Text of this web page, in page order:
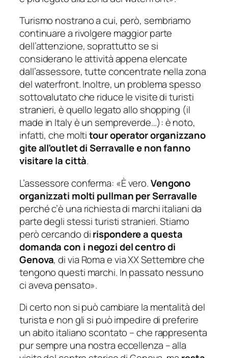
Turismo nostrano a cui, però, sembriamo
continuare a rivolgere maggior parte
dell’attenzione, soprattutto se si
considerano le attività appena elencate
dall’assessore, tutte concentrate nella zona
del waterfront. Inoltre, un problema spesso
sottovalutato che riduce le visite di turisti
stranieri, è quello legato allo shopping (il
made in Italy è un sempreverde…): è noto,
infatti, che moltitour operator organizzano
gite all’outlet di Serravalle e non fanno
visitare la città.
L’assessore conferma: «È vero.Vengono
organizzati molti pullman per Serravalle
perché c’è una richiesta di marchi italiani da
parte degli stessi turisti stranieri. Stiamo
però cercando dirispondere a questa
domanda con i negozi del centro di
Genova, di via Roma e via XX Settembre che
tengono questi marchi. In passato nessuno
ci aveva pensato».
Di certo non si può cambiare la mentalità del
turista e non gli si può impedire di preferire
un abito italiano scontato – che rappresenta
pur sempre una nostra eccellenza – alla